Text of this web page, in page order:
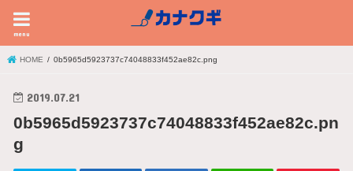
menu
HOME 0b5965d5923737c74048833f452ae82c.png
2019.07.21
0b5965d5923737c74048833f452ae82c.pn
g